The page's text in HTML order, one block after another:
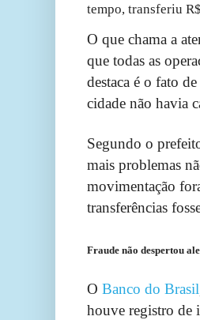
tempo, transferiu
O que chama a
que todas as
destaca é o fato
cidade não havia
Segundo o
mais problemas
movimentação
transferências
Fraude não despertou
O Banco do Brasil
houve registro de